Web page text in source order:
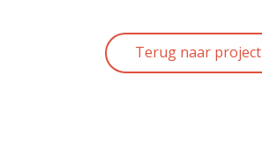
Terug naar project